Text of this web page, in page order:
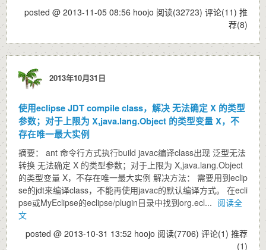
posted @ 2013-11-05 08:56 hoojo 阅读(32723) 评论(11) 推
荐(8)
2013年10月31日
使用eclipse JDT compile class，解决 无法确定 X 的类型
参数；对于上限为 X,java.lang.Object 的类型变量 X，不
存在唯一最大实例
摘要： ant 命令行方式执行build javac编译class出现 泛型无法
转换 无法确定 X 的类型参数；对于上限为 X,java.lang.Object
的类型变量 X，不存在唯一最大实例 解决方法： 需要用到eclip
se的jdt来编译class，不能再使用javac的默认编译方式。 在ecli
pse或MyEclipse的eclipse/plugin目录中找到org.ecl... 阅读全
文
posted @ 2013-10-31 13:52 hoojo 阅读(7706) 评论(1) 推荐
(1)